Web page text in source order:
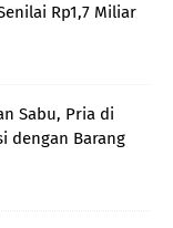
Rp1,7 Miliar
Sabu, Pria di
dengan Barang